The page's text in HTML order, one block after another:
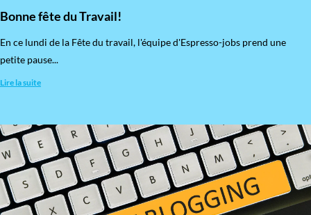
Bonne fête du Travail!
En ce lundi de la Fête du travail, l'équipe d'Espresso-jobs prend une
petite pause...
Lire la suite